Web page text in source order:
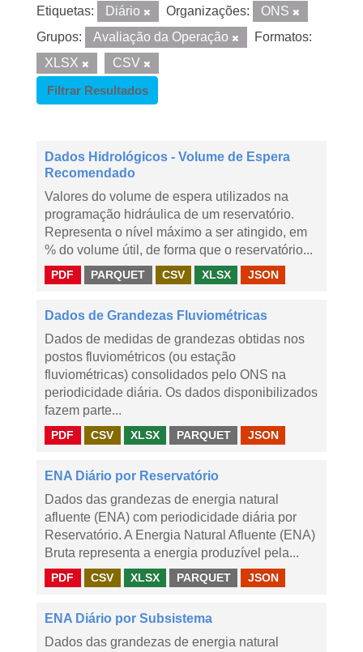
Etiquetas: Diário Organizações:
ONS
Grupos:
Avaliação da Operação
Formatos:
XLSX
CSV
Filtrar Resultados
Dados Hidrológicos - Volume de Espera
Recomendado
Valores do volume de espera utilizados na
programação hidráulica de um reservatório.
Representa o nível máximo a ser atingido, em
% do volume útil, de forma que o reservatório...
PDF PARQUET CSV XLSX JSON
Dados de Grandezas Fluviométricas
Dados de medidas de grandezas obtidas nos
postos fluviométricos (ou estação
fluviométricas) consolidados pelo ONS na
periodicidade diária. Os dados disponibilizados
fazem parte...
PDF CSV XLSX PARQUET JSON
ENA Diário por Reservatório
Dados das grandezas de energia natural
afluente (ENA) com periodicidade diária por
Reservatório. A Energia Natural Afluente (ENA)
Bruta representa a energia produzível pela...
PDF CSV XLSX PARQUET JSON
ENA Diário por Subsistema
Dados das grandezas de energia natural